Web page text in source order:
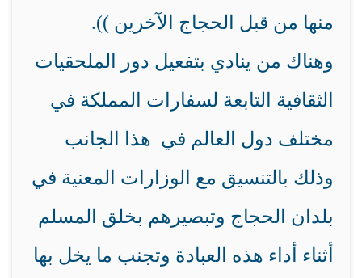
منها من قبل الحجاج الآخرين )).
وهناك من ينادي بتفعيل دور الملحقيات
الثقافية التابعة لسفارات المملكة في
مختلف دول العالم في هذا الجانب
وذلك بالتنسيق مع الوزارات المعنية في
بلدان الحجاج وتبصيرهم بخلق المسلم
أثناء أداء هذه العبادة وتجنب ما يخل بها